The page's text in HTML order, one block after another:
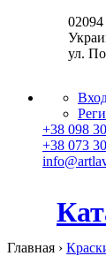
02094
ул.
+38 098
+38 073
Главная ›